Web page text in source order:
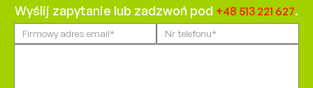
Wyślij zapytanie lub zadzwoń pod +48 513 221 627.
Please
leave